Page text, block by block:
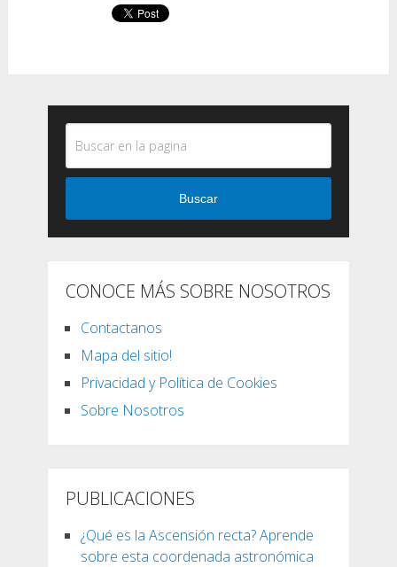
Buscar
CONOCE MÁS SOBRE NOSOTROS
Contactanos
Mapa del sitio!
Privacidad y Política de Cookies
Sobre Nosotros
PUBLICACIONES
¿Qué es la Ascensión recta? Aprende
sobre esta coordenada astronómica